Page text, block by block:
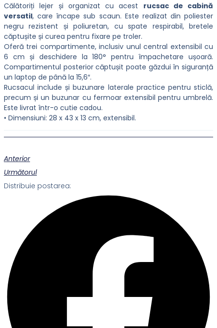
Călătoriți lejer și organizat cu acest rucsac de cabină
versatil, care încape sub scaun. Este realizat din poliester
negru rezistent și poliuretan, cu spate respirabil, bretele
căptușite și curea pentru fixare pe troler.
Oferă trei compartimente, inclusiv unul central extensibil cu
6 cm și deschidere la 180° pentru împachetare ușoară.
Compartimentul posterior căptușit poate găzdui în siguranță
un laptop de până la 15,6″.
Rucsacul include și buzunare laterale practice pentru sticlă,
precum și un buzunar cu fermoar extensibil pentru umbrelă.
Este livrat într-o cutie cadou.
• Dimensiuni: 28 x 43 x 13 cm, extensibil.
Anterior
Următorul
Distribuie postarea: